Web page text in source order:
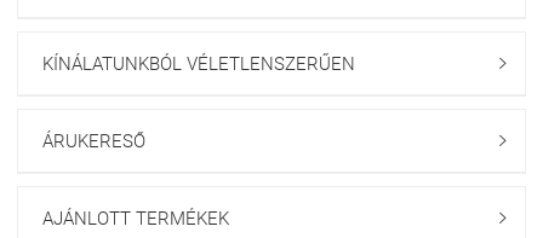
KÍNÁLATUNKBÓL VÉLETLENSZERŰEN 
ÁRUKERESŐ 
AJÁNLOTT TERMÉKEK 